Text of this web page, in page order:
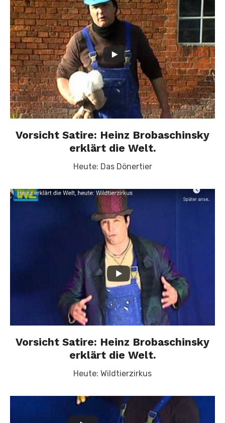
Vorsicht Satire: Heinz Brobaschinsky
erklärt die Welt.
Heute: Das Dönertier
Vorsicht Satire: Heinz Brobaschinsky
erklärt die Welt.
Heute: Wildtierzirkus